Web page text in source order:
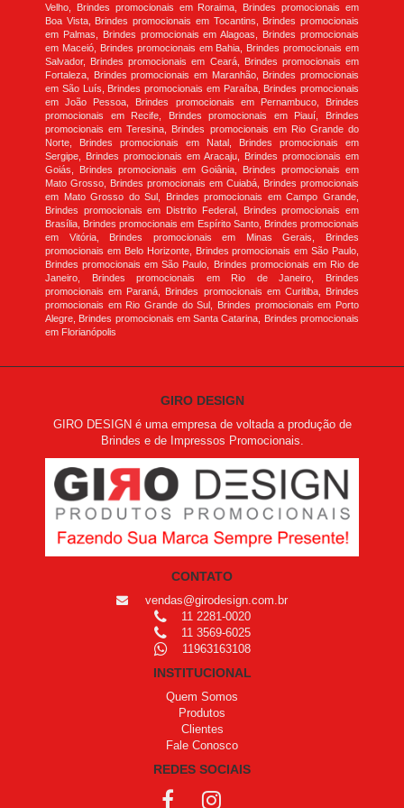
Velho, Brindes promocionais em Roraima, Brindes promocionais em
Boa Vista, Brindes promocionais em Tocantins, Brindes promocionais
em Palmas, Brindes promocionais em Alagoas, Brindes promocionais
em Maceió, Brindes promocionais em Bahia, Brindes promocionais em
Salvador, Brindes promocionais em Ceará, Brindes promocionais em
Fortaleza, Brindes promocionais em Maranhão, Brindes promocionais
em São Luís, Brindes promocionais em Paraíba, Brindes promocionais
em João Pessoa, Brindes promocionais em Pernambuco, Brindes
promocionais em Recife, Brindes promocionais em Piauí, Brindes
promocionais em Teresina, Brindes promocionais em Rio Grande do
Norte, Brindes promocionais em Natal, Brindes promocionais em
Sergipe, Brindes promocionais em Aracaju, Brindes promocionais em
Goiás, Brindes promocionais em Goiânia, Brindes promocionais em
Mato Grosso, Brindes promocionais em Cuiabá, Brindes promocionais
em Mato Grosso do Sul, Brindes promocionais em Campo Grande,
Brindes promocionais em Distrito Federal, Brindes promocionais em
Brasília, Brindes promocionais em Espírito Santo, Brindes promocionais
em Vitória, Brindes promocionais em Minas Gerais, Brindes
promocionais em Belo Horizonte, Brindes promocionais em São Paulo,
Brindes promocionais em São Paulo, Brindes promocionais em Rio de
Janeiro, Brindes promocionais em Rio de Janeiro, Brindes
promocionais em Paraná, Brindes promocionais em Curitiba, Brindes
promocionais em Rio Grande do Sul, Brindes promocionais em Porto
Alegre, Brindes promocionais em Santa Catarina, Brindes promocionais
em Florianópolis
GIRO DESIGN
GIRO DESIGN é uma empresa de voltada a produção de
Brindes e de Impressos Promocionais.
CONTATO
vendas@girodesign.com.br
11 2281-0020
11 3569-6025
11963163108
INSTITUCIONAL
Quem Somos
Produtos
Clientes
Fale Conosco
REDES SOCIAIS